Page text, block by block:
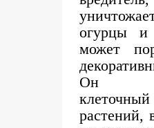
огурцы
может
Он
растений,